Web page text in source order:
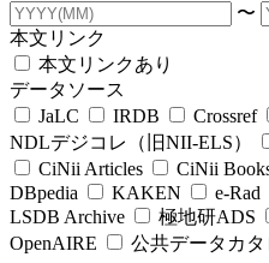
〜
本文リンク
本文リンクあり
データソース
JaLC
IRDB Crossref
NDLデジコレ（旧NII-ELS）
CiNii Articles
CiNii
DBpedia
KAKEN e-Rad
LSDB Archive
極地研ADS
OpenAIRE
公共データカ